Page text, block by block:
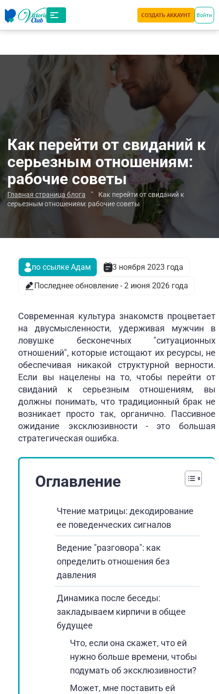
СОЗДАТЬ АККАУНТ Войти
Как перейти от свиданий к
серьезным отношениям:
рабочие советы
Главная страница блога "
Как перейти от свиданий к
серьезным отношениям: рабочие советы
по ссылке Адам 3 ноября 2023 года
Последнее обновление - 2 июня 2026 года
Современная культура знакомств процветает
на двусмысленности, удерживая мужчин в
ловушке бесконечных "ситуационных
отношений", которые истощают их ресурсы, не
обеспечивая никакой структурной верности.
Если вы нацелены на то, чтобы перейти от
свиданий к серьезным отношениям, вы
должны понимать, что традиционный брак не
возникает просто так, органично. Пассивное
ожидание эксклюзивности - это большая
стратегическая ошибка.
Оглавление
Чтение матрицы: декодирование
ее поведенческих сигналов
Ведение "разговора": как
определить отношения без
давления
Динамика после беседы:
закладываем кирпичи в общее
будущее
Что, если она скажет, что ей
нужно больше времени, чтобы
подумать об эксклюзивности?
Может, мне поставить ей